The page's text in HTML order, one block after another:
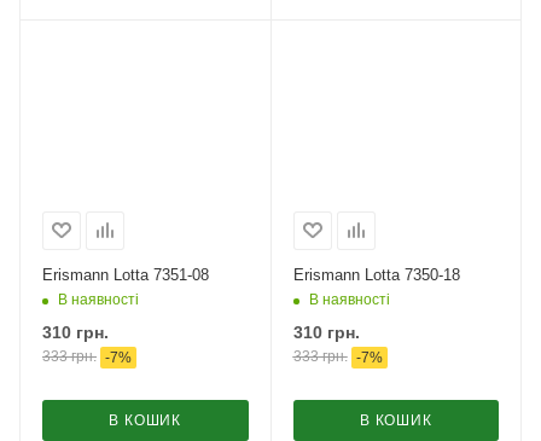
Erismann Lotta 7351-08
В наявності
310 грн.
333грн. -7%
В КОШИК
Erismann Lotta 7350-18
В наявності
310грн.
333грн. -7%
В КОШИК